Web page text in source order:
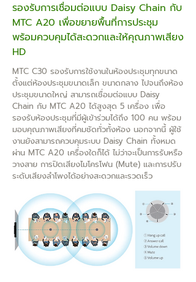
รองรับการเชื่อมต่อแบบ Daisy Chain กับ
MTC A20 เพื่อขยายพื้นที่การประชุม
พร้อมควบคุมได้สะดวกและให้คุณภาพเสียง
HD
MTC C30 รองรับการใช้งานในห้องประชุมทุกขนาด
ตั้งแต่ห้องประชุมขนาดเล็ก ขนาดกลาง ไปจนถึงห้อง
ประชุมขนาดใหญ่ สามารถเชื่อมต่อแบบ Daisy
Chain กับ MTC A20 ได้สูงสุด 5 เครื่อง เพื่อ
รองรับห้องประชุมที่มีผู้เข้าร่วมได้ถึง 100 คน พร้อม
มอบคุณภาพเสียงที่คมชัดทั่วทั้งห้อง นอกจากนี้ ผู้ใช้
งานยังสามารถควบคุมระบบ Daisy Chain ทั้งหมด
ผ่าน MTC A20 เครื่องใดก็ได้ ไม่ว่าจะเป็นการรับหรือ
วางสาย การปิดเสียงไมโครโฟน (Mute) และการปรับ
ระดับเสียงลำโพงได้อย่างสะดวกและรวดเร็ว